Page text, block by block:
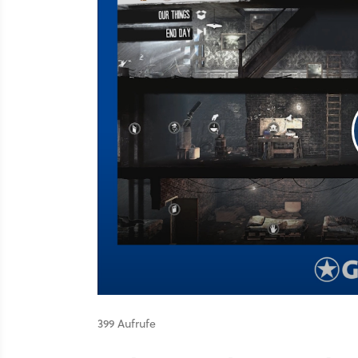
399 Aufrufe